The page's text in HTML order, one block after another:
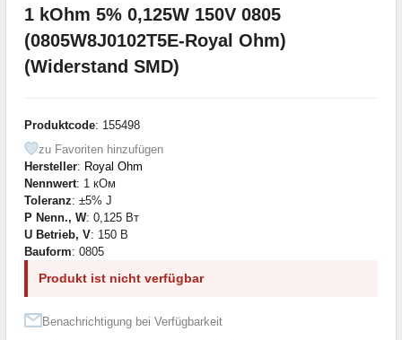
1 kOhm 5% 0,125W 150V 0805
(0805W8J0102T5E-Royal Ohm)
(Widerstand SMD)
Produktcode: 155498
zu Favoriten hinzufügen
Hersteller: Royal Ohm
Nennwert: 1 кОм
Toleranz: ±5% J
P Nenn., W: 0,125 Вт
U Betrieb, V: 150 В
Bauform: 0805
Produkt ist nicht verfügbar
Benachrichtigung bei Verfügbarkeit